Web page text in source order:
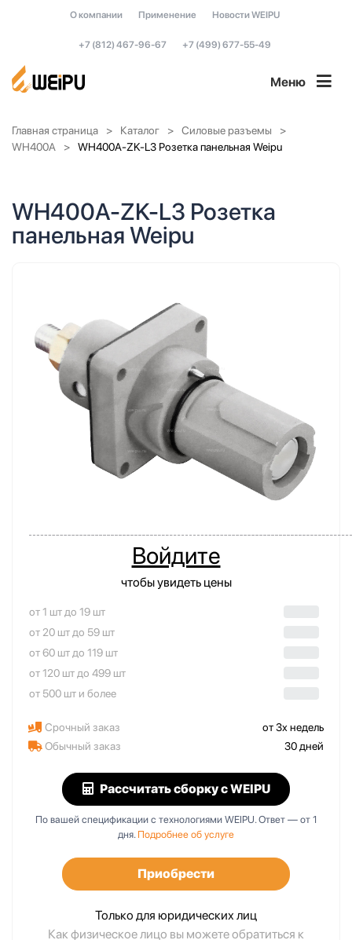
О компании Применение Новости WEIPU
+7 (812) 467-96-67 +7 (499) 677-55-49
Меню
Главная страница Каталог
Силовые разъемы
WH400A
WH400A-ZK-L3 Розетка панельная Weipu
WH400A-ZK-L3 Розетка
панельная Weipu
Войдите
чтобы увидеть цены
от 1 шт до 19 шт
от 20 шт до 59 шт
от 60 шт до 119 шт
от 120 шт до 499 шт
от 500 шт и более
Срочный заказ
от 3х недель
Обычный заказ
30 дней
Рассчитать сборкус WEIPU
По вашей спецификации с технологиями WEIPU. Ответ — от 1
дня. Подробнее об услуге
Приобрести
Только для юридических лиц
Как физическое лицо вы можете обратиться к